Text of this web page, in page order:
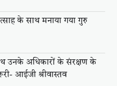
के साथ मनाया गया गुरु
उनके अधिकारों के संरक्षण के
आईजी श्रीवास्तव